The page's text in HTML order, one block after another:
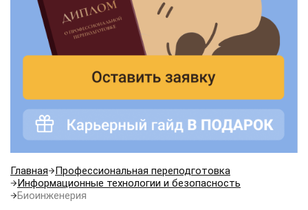
Главная
Профессиональная переподготовка
Информационные технологии и безопасность
Биоинженерия